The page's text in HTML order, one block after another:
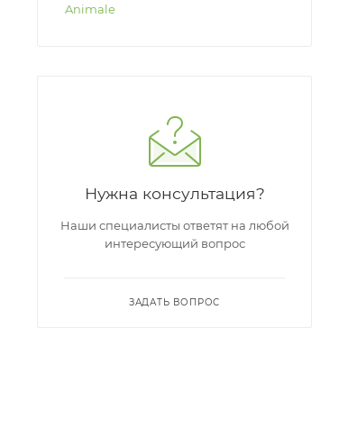
Animale
Нужна консультация?
Наши специалисты ответят на любой
интересующий вопрос
ЗАДАТЬ ВОПРОС